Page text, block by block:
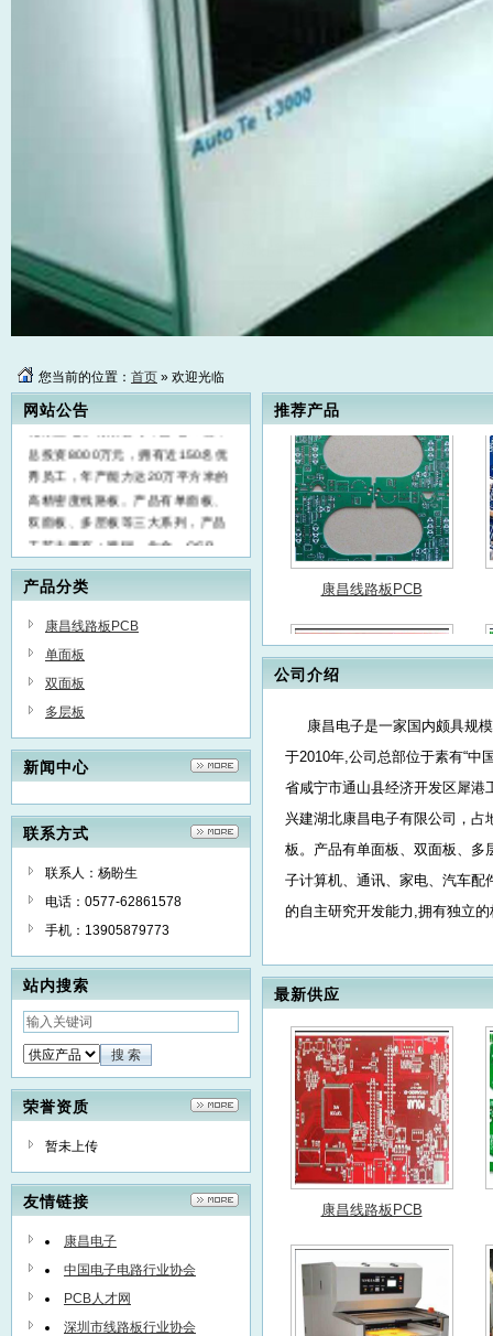
您当前的位置： 首页 » 欢迎光临
网站公告
康昌电子是一家国内颇具规模，集
总部位于素有“中国电气之都”的乐
清市柳市镇中国电工电器城；湖北
康昌电子有限公司座落在风景秀丽
的湖北省咸宁市通山县经济开发区
足市场业务需求，温州市康昌电子
有限公司于2018年3月投资兴建湖
北康昌电子有限公司，占地50亩，
总投资8000万元，拥有近150名优
秀员工，年产能力达20万平方米的
高精密度线路板。产品有单面板、
双面板、多层板等三大系列，产品
工艺主要有：喷锡、化金、OSP、
松香、沉银等。产品广泛应用于电
子计算机、通讯、家电、汽车配件
控智能等企业具备对现有产品的规
模化生产以及新产品的自主研究开
发能力,拥有独立的核心技术，企业
国内外高端客户产品开发和批量生
产。 企业通过了ISO9001质量管理
体系、ISO14001环境管理体系认
证、ROHS检测、REACH法规检
测。先进的生产设备，专业的管理
力，极力推进企业规范化管理，夯
实企业软实力，将全面质量管理理
念渗透在“订单评审、产品研发、物
料采购、生产制造、检验测试、产
品交付、售后服务”的全过程。 康
昌电子坚持“以人为本，质量第一，
科技创新，互惠共赢”的经营理念，
企业全体工作同仁积极进取，锐意
创新，全面热忱地与广大客户一道
为中国电子工业美好未来而努力！
产品分类
康昌线路板PCB
单面板
双面板
多层板
新闻中心
联系方式
联系人：杨盼生
电话：0577-62861578
手机：13905879773
站内搜索
荣誉资质
暂未上传
友情链接
康昌电子
中国电子电路行业协会
PCB人才网
深圳市线路板行业协会
推荐产品
康昌线路板PCB
康昌线路板PCB
康昌线路板PCB
康昌线路板PCB
康昌线路板PCB
公司介绍
康昌电子是一家国内颇具规模
于2010年,公司总部位于素有“中
省咸宁市通山县经济开发区犀港
兴建湖北康昌电子有限公司，占
板。产品有单面板、双面板、多
子计算机、通讯、家电、汽车配
的自主研究开发能力,拥有独立
法规检测。先进的生产设备，专
业规范化管理，夯实企业软实力
交付、售后服务”的全过程。康
进取，锐意创新，全面热忱地
务传真：0577-62868017商务
人：刘华光13396778086地址1
湖北省咸宁市通山县经济开发区
最新供应
康昌线路板PCB